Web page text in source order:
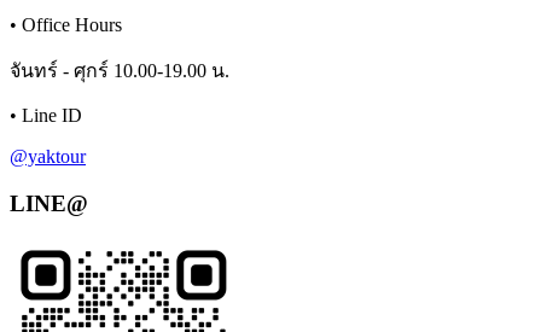
• Office Hours
จันทร์ - ศุกร์ 10.00-19.00 น.
• Line ID
@yaktour
LINE@